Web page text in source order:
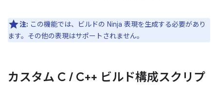
注: この機能では、ビルドの Ninja 表現を生成する必要があり
ます。その他の表現はサポートされません。
カスタム C / C++ ビルド構成スクリプ